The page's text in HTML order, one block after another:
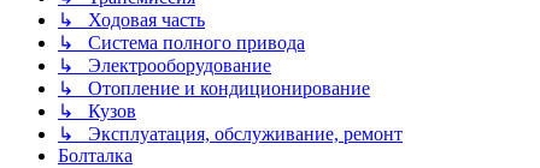
↳ Ходовая часть
↳ Система полного привода
↳ Электрооборудование
↳ Отопление и кондиционирование
↳ Кузов
↳ Эксплуатация, обслуживание, ремонт
Болталка